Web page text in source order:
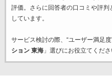
評価。さらに回答者の口コミや評
しています。
サービス検討の際、“ユーザー満足
ション 東海」選びにお役立てくださ